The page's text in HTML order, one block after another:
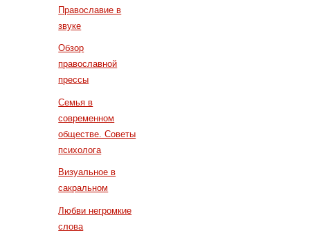
Православие в
звуке
Обзор
православной
прессы
Семья в
современном
обществе. Советы
психолога
Визуальное в
сакральном
Любви негромкие
слова